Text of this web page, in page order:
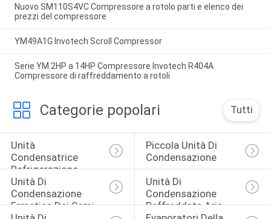
Nuovo SM110S4VC Compressore a rotolo parti e elenco dei
prezzi del compressore
YM49A1G Invotech Scroll Compressor
Serie YM 2HP a 14HP Compressore Invotech R404A
Compressore di raffreddamento a rotoli
Categorie popolari Tutti
Unità
Condensatrice
Refrigerazione
Piccola Unità Di
Condensazione
Unità Di
Condensazione
Ermetica Dei Semi
Unità Di
Condensazione
Raffreddata Aria